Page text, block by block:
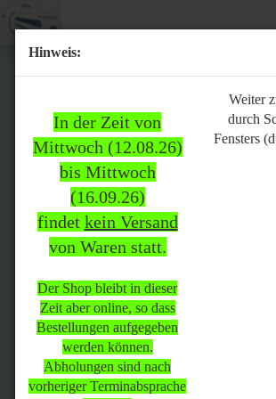
Hinweis:
In der Zeit von
Mittwoch (12.08.26)
bis Mittwoch
(16.09.26)
findet kein Versand
von Waren statt.
Der Shop bleibt in dieser
Zeit aber online, so dass
Bestellungen aufgegeben
werden können.
Abholungen sind nach
vorheriger Terminabsprache
Weiter
durch
Fensters
Bitte
beachten:
In der Zeit von Mittwoch
(12.08.26) bis Mittwoch
(16.09.26)
statt.
Der Shop bleibt in dieser Zeit
aber online, so dass
Bestellungen aufgegeben
werden können.